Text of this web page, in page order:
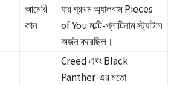
আমেরি
কান
যার প্রথম অ্যালবাম Pieces
of You মাল্টি-প্লাটিনাম স্ট্যাটাস
অর্জন করেছিল।
Creed এবং Black
Panther-এর মতো